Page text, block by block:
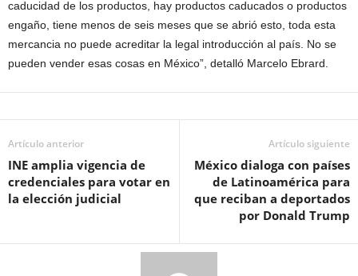
caducidad de los productos, hay productos caducados o productos
engaño, tiene menos de seis meses que se abrió esto, toda esta
mercancia no puede acreditar la legal introducción al país. No se
pueden vender esas cosas en México”, detalló Marcelo Ebrard.
Artículo anterior
INE amplia vigencia de
credenciales para votar en
la elección judicial
Artículo siguiente
México dialoga con países
de Latinoamérica para
que reciban a deportados
por Donald Trump